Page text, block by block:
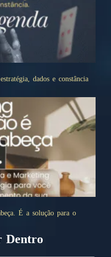
dados e constância
É a solução para o
Dentro